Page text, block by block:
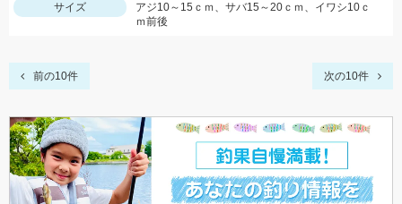
サイズ
アジ10～15ｃｍ、サバ15～20ｃｍ、イワシ10ｃ
ｍ前後
前の10件 次の10件